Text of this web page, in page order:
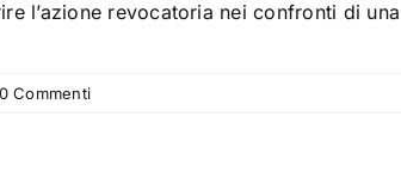
l’azione revocatoria nei confronti di
0 Commenti